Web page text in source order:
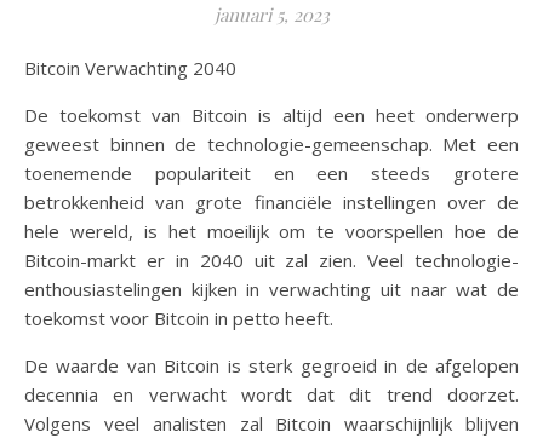
januari 5, 2023
Bitcoin Verwachting 2040
De toekomst van Bitcoin is altijd een heet onderwerp
geweest binnen de technologie-gemeenschap. Met een
toenemende populariteit en een steeds grotere
betrokkenheid van grote financiële instellingen over de
hele wereld, is het moeilijk om te voorspellen hoe de
Bitcoin-markt er in 2040 uit zal zien. Veel technologie-
enthousiastelingen kijken in verwachting uit naar wat de
toekomst voor Bitcoin in petto heeft.
De waarde van Bitcoin is sterk gegroeid in de afgelopen
decennia en verwacht wordt dat dit trend doorzet.
Volgens veel analisten zal Bitcoin waarschijnlijk blijven